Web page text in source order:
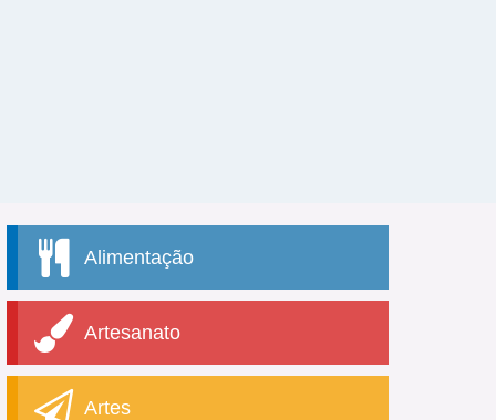
Alimentação
Artesanato
Artes